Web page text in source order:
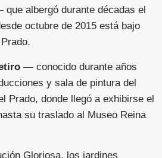
albergó durante décadas el
octubre de 2015 está bajo
— conocido durante años
y sala de pintura del
Prado, donde llegó a exhibirse el
su traslado al Museo Reina
Gloriosa, los jardines